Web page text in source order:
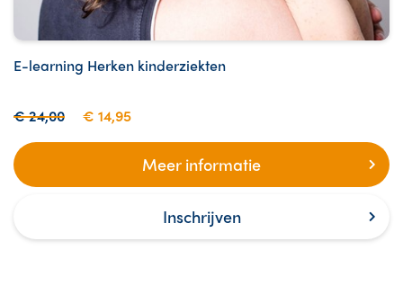
E-learning Herken kinderziekten
€ 24,00 € 14,95
Meer informatie
Inschrijven